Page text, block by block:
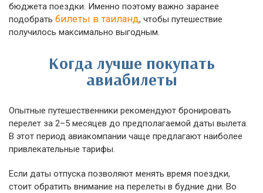
бюджета поездки. Именно поэтому важно заранее
подобрать билеты в таиланд, чтобы путешествие
получилось максимально выгодным.
Когда лучше покупать
авиабилеты
Опытные путешественники рекомендуют бронировать
перелет за 2–5 месяцев до предполагаемой даты вылета.
В этот период авиакомпании чаще предлагают наиболее
привлекательные тарифы.
Если даты отпуска позволяют менять время поездки,
стоит обратить внимание на перелеты в будние дни. Во